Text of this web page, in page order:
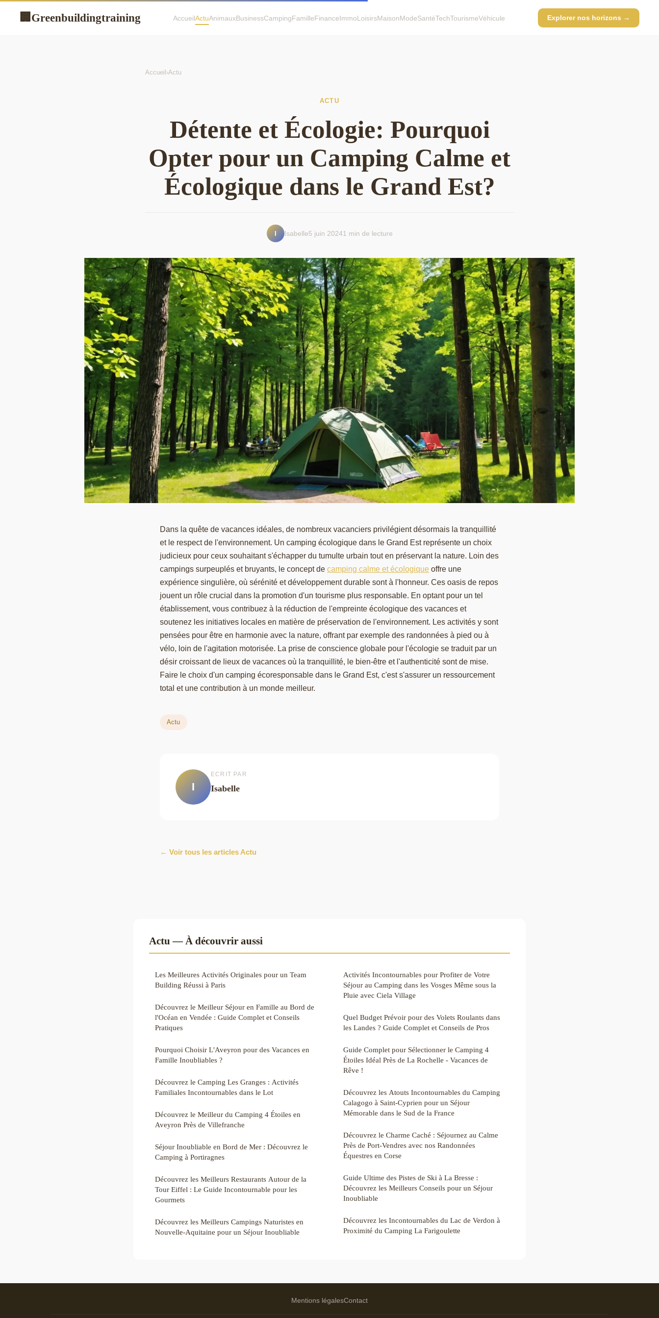
🏢 Greenbuildingtraining AccueilActuAnimauxBusinessCampingFamilleFinanceImmoLoisirsMaisonModeSantéTechTourismeVéhicule Explorer nos horizons →
Accueil ›Actu
ACTU
Détente et Écologie: Pourquoi
Opter pour un Camping Calme et
Écologique dans le Grand Est?
I Isabelle5 juin 20241 min de lecture
Dans la quête de vacances idéales, de nombreux vacanciers privilégient désormais la tranquillité
et le respect de l'environnement. Un camping écologique dans le Grand Est représente un choix
judicieux pour ceux souhaitant s'échapper du tumulte urbain tout en préservant la nature. Loin des
campings surpeuplés et bruyants, le concept de camping calme et écologique offre une
expérience singulière, où sérénité et développement durable sont à l'honneur. Ces oasis de repos
jouent un rôle crucial dans la promotion d'un tourisme plus responsable. En optant pour un tel
établissement, vous contribuez à la réduction de l'empreinte écologique des vacances et
soutenez les initiatives locales en matière de préservation de l'environnement. Les activités y sont
pensées pour être en harmonie avec la nature, offrant par exemple des randonnées à pied ou à
vélo, loin de l'agitation motorisée. La prise de conscience globale pour l'écologie se traduit par un
désir croissant de lieux de vacances où la tranquillité, le bien-être et l'authenticité sont de mise.
Faire le choix d'un camping écoresponsable dans le Grand Est, c'est s'assurer un ressourcement
total et une contribution à un monde meilleur.
Actu
I
ECRIT PAR
Isabelle
← Voir tous les articles Actu
Actu — À découvrir aussi
Les Meilleures Activités Originales pour un Team
Building Réussi à Paris
Découvrez le Meilleur Séjour en Famille au Bord de
l'Océan en Vendée : Guide Complet et Conseils
Pratiques
Pourquoi Choisir L'Aveyron pour des Vacances en
Famille Inoubliables ?
Découvrez le Camping Les Granges : Activités
Familiales Incontournables dans le Lot
Découvrez le Meilleur du Camping 4 Étoiles en
Aveyron Près de Villefranche
Séjour Inoubliable en Bord de Mer : Découvrez le
Camping à Portiragnes
Découvrez les Meilleurs Restaurants Autour de la
Tour Eiffel : Le Guide Incontournable pour les
Gourmets
Découvrez les Meilleurs Campings Naturistes en
Nouvelle-Aquitaine pour un Séjour Inoubliable
Activités Incontournables pour Profiter de Votre
Séjour au Camping dans les Vosges Même sous la
Pluie avec Ciela Village
Quel Budget Prévoir pour des Volets Roulants dans
les Landes ? Guide Complet et Conseils de Pros
Guide Complet pour Sélectionner le Camping 4
Étoiles Idéal Près de La Rochelle - Vacances de
Rêve !
Découvrez les Atouts Incontournables du Camping
Calagogo à Saint-Cyprien pour un Séjour
Mémorable dans le Sud de la France
Découvrez le Charme Caché : Séjournez au Calme
Près de Port-Vendres avec nos Randonnées
Équestres en Corse
Guide Ultime des Pistes de Ski à La Bresse :
Découvrez les Meilleurs Conseils pour un Séjour
Inoubliable
Découvrez les Incontournables du Lac de Verdon à
Proximité du Camping La Farigoulette
Mentions légalesContact